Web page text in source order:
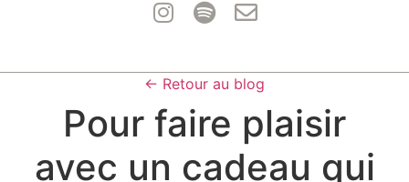
← Retour au blog
Pour faire plaisir
avec un cadeau qui